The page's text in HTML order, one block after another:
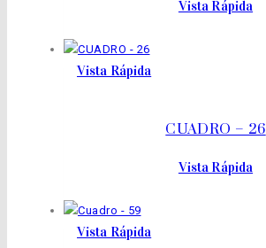
Vista Rápida
Vista Rápida
CUADRO – 26
Vista Rápida
Vista Rápida